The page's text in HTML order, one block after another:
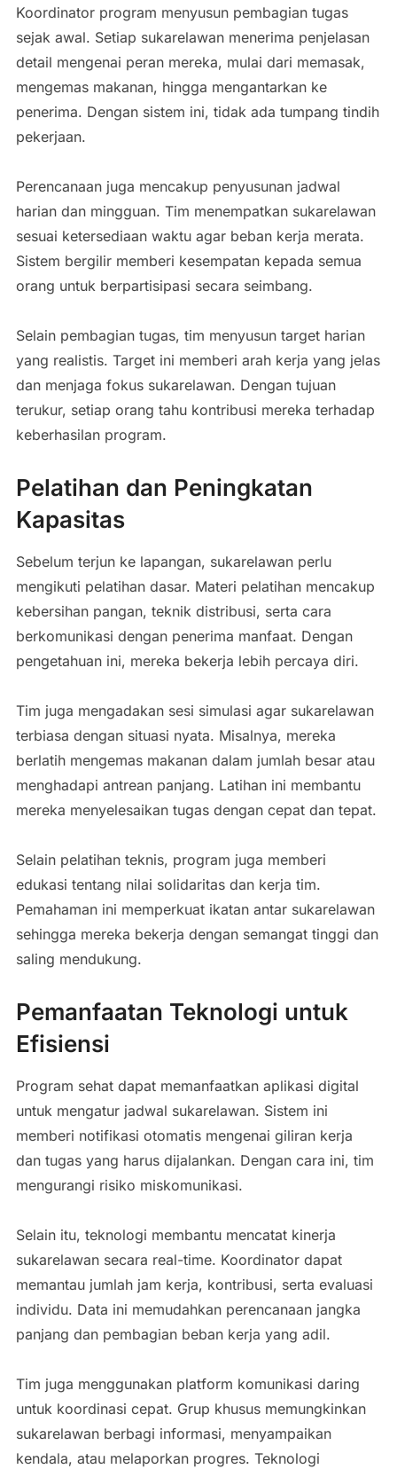
Koordinator program menyusun pembagian tugas
sejak awal. Setiap sukarelawan menerima penjelasan
detail mengenai peran mereka, mulai dari memasak,
mengemas makanan, hingga mengantarkan ke
penerima. Dengan sistem ini, tidak ada tumpang tindih
pekerjaan.
Perencanaan juga mencakup penyusunan jadwal
harian dan mingguan. Tim menempatkan sukarelawan
sesuai ketersediaan waktu agar beban kerja merata.
Sistem bergilir memberi kesempatan kepada semua
orang untuk berpartisipasi secara seimbang.
Selain pembagian tugas, tim menyusun target harian
yang realistis. Target ini memberi arah kerja yang jelas
dan menjaga fokus sukarelawan. Dengan tujuan
terukur, setiap orang tahu kontribusi mereka terhadap
keberhasilan program.
Pelatihan dan Peningkatan
Kapasitas
Sebelum terjun ke lapangan, sukarelawan perlu
mengikuti pelatihan dasar. Materi pelatihan mencakup
kebersihan pangan, teknik distribusi, serta cara
berkomunikasi dengan penerima manfaat. Dengan
pengetahuan ini, mereka bekerja lebih percaya diri.
Tim juga mengadakan sesi simulasi agar sukarelawan
terbiasa dengan situasi nyata. Misalnya, mereka
berlatih mengemas makanan dalam jumlah besar atau
menghadapi antrean panjang. Latihan ini membantu
mereka menyelesaikan tugas dengan cepat dan tepat.
Selain pelatihan teknis, program juga memberi
edukasi tentang nilai solidaritas dan kerja tim.
Pemahaman ini memperkuat ikatan antar sukarelawan
sehingga mereka bekerja dengan semangat tinggi dan
saling mendukung.
Pemanfaatan Teknologi untuk
Efisiensi
Program sehat dapat memanfaatkan aplikasi digital
untuk mengatur jadwal sukarelawan. Sistem ini
memberi notifikasi otomatis mengenai giliran kerja
dan tugas yang harus dijalankan. Dengan cara ini, tim
mengurangi risiko miskomunikasi.
Selain itu, teknologi membantu mencatat kinerja
sukarelawan secara real-time. Koordinator dapat
memantau jumlah jam kerja, kontribusi, serta evaluasi
individu. Data ini memudahkan perencanaan jangka
panjang dan pembagian beban kerja yang adil.
Tim juga menggunakan platform komunikasi daring
untuk koordinasi cepat. Grup khusus memungkinkan
sukarelawan berbagi informasi, menyampaikan
kendala, atau melaporkan progres. Teknologi